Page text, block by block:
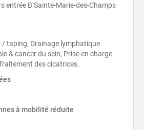
entrée B Sainte-Marie-des-Champs
taping, Drainage lymphatique
& cancer du sein, Prise en charge
des cicatrices.
à mobilité réduite